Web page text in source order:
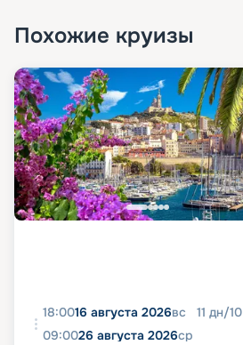
Похожие круизы
18:0016 августа 2026вс 11 дн/10
09:0026 августа 2026ср